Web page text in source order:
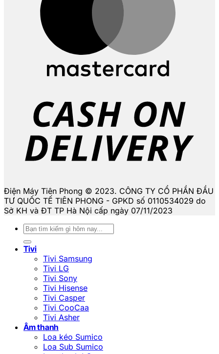
Điện Máy Tiên Phong © 2023. CÔNG TY CỔ PHẦN ĐẦU
TƯ QUỐC TẾ TIÊN PHONG - GPKD số 0110534029 do
Sở KH và ĐT TP Hà Nội cấp ngày 07/11/2023
Tìm
kiếm:
Tivi
Tivi Samsung
Tivi LG
Tivi Sony
Tivi Hisense
Tivi Casper
Tivi CooCaa
Tivi Asher
Âm thanh
Loa kéo Sumico
Loa Sub Sumico